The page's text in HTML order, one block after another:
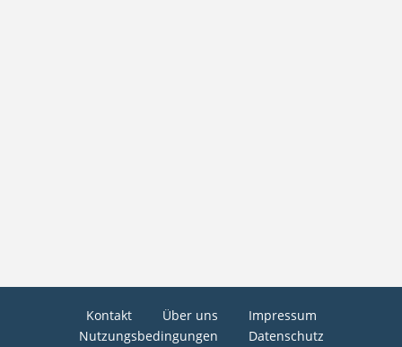
Kontakt Über uns
Impressum
Nutzungsbedingungen
Datenschutz